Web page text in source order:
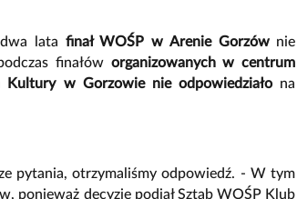
lata finał WOŚP w Arenie Gorzównie
finałów organizowanych w centrum
Kultury w Gorzowie nie odpowiedziałona
pytania, otrzymaliśmy odpowiedź. - W tym
ponieważ decyzję podjął Sztab WOŚP Klub